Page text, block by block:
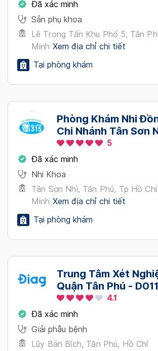
Đã xác minh
Sản phụ khoa
Lê Trọng Tấn Khu Phố 5, Tân
Minh Xem địa chỉ chi tiết
Tại phòng khám
Phòng Khám Nhi
Chi Nhánh Tân Sơn
Phú
5
Đã xác minh
Nhi Khoa
Tân Sơn Nhì, Tân Phú, Tp Hồ Chí
Minh Xem địa chỉ chi tiết
Tại phòng khám
Trung Tâm Xét
Quận Tân Phú - D011
4.1
Đã xác minh
Giải phẫu bệnh
Lũy Bán Bích, Tân Phú, Hồ Chí